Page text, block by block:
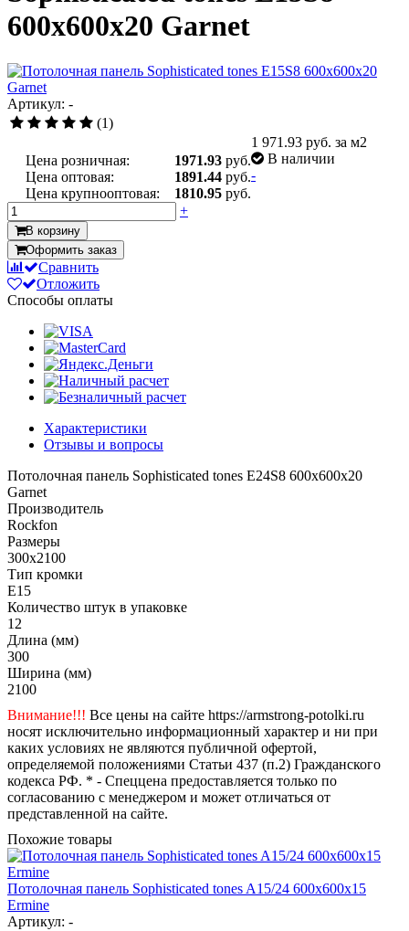
600x600x20 Garnet
Артикул: -
(1)
Цена розничная: 1971.93 руб.
Цена оптовая:
1891.44 руб.
Цена крупнооптовая:
1810.95 руб.
1 971.93 руб. за м2
В наличии
-
+
В корзину
Оформить заказ
Сравнить
Отложить
Способы оплаты
Характеристики
Отзывы и вопросы
Потолочная панель Sophisticated tones E24S8 600x600x20
Garnet
Производитель
Rockfon
Размеры
300x2100
Тип кромки
E15
Количество штук в упаковке
12
Длина (мм)
300
Ширина (мм)
2100
Внимание!!! Все цены на сайте https://armstrong-potolki.ru
носят исключительно информационный характер и ни при
каких условиях не являются публичной офертой,
определяемой положениями Статьи 437 (п.2) Гражданского
кодекса РФ. * - Спеццена предоставляется только по
согласованию с менеджером и может отличаться от
представленной на сайте.
Похожие товары
Потолочная панель Sophisticated tones A15/24 600x600x15
Ermine
Артикул: -